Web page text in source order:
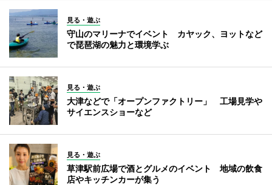
見る・遊ぶ
守山のマリーナでイベント カヤック、ヨットなど
で琵琶湖の魅力と環境学ぶ
見る・遊ぶ
大津などで「オープンファクトリー」 工場見学や
サイエンスショーなど
見る・遊ぶ
草津駅前広場で酒とグルメのイベント 地域の飲食
店やキッチンカーが集う